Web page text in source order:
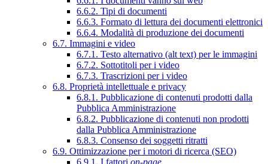
6.6.2. Tipi di documenti
6.6.3. Formato di lettura dei documenti elettronici
6.6.4. Modalità di produzione dei documenti
6.7. Immagini e video
6.7.1. Testo alternativo (alt text) per le immagini
6.7.2. Sottotitoli per i video
6.7.3. Trascrizioni per i video
6.8. Proprietà intellettuale e privacy
6.8.1. Pubblicazione di contenuti prodotti dalla
Pubblica Amministrazione
6.8.2. Pubblicazione di contenuti non prodotti
dalla Pubblica Amministrazione
6.8.3. Consenso dei soggetti ritratti
6.9. Ottimizzazione per i motori di ricerca (SEO)
6.9.1. I fattori on-page